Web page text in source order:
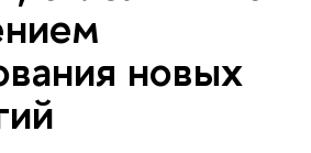
новых